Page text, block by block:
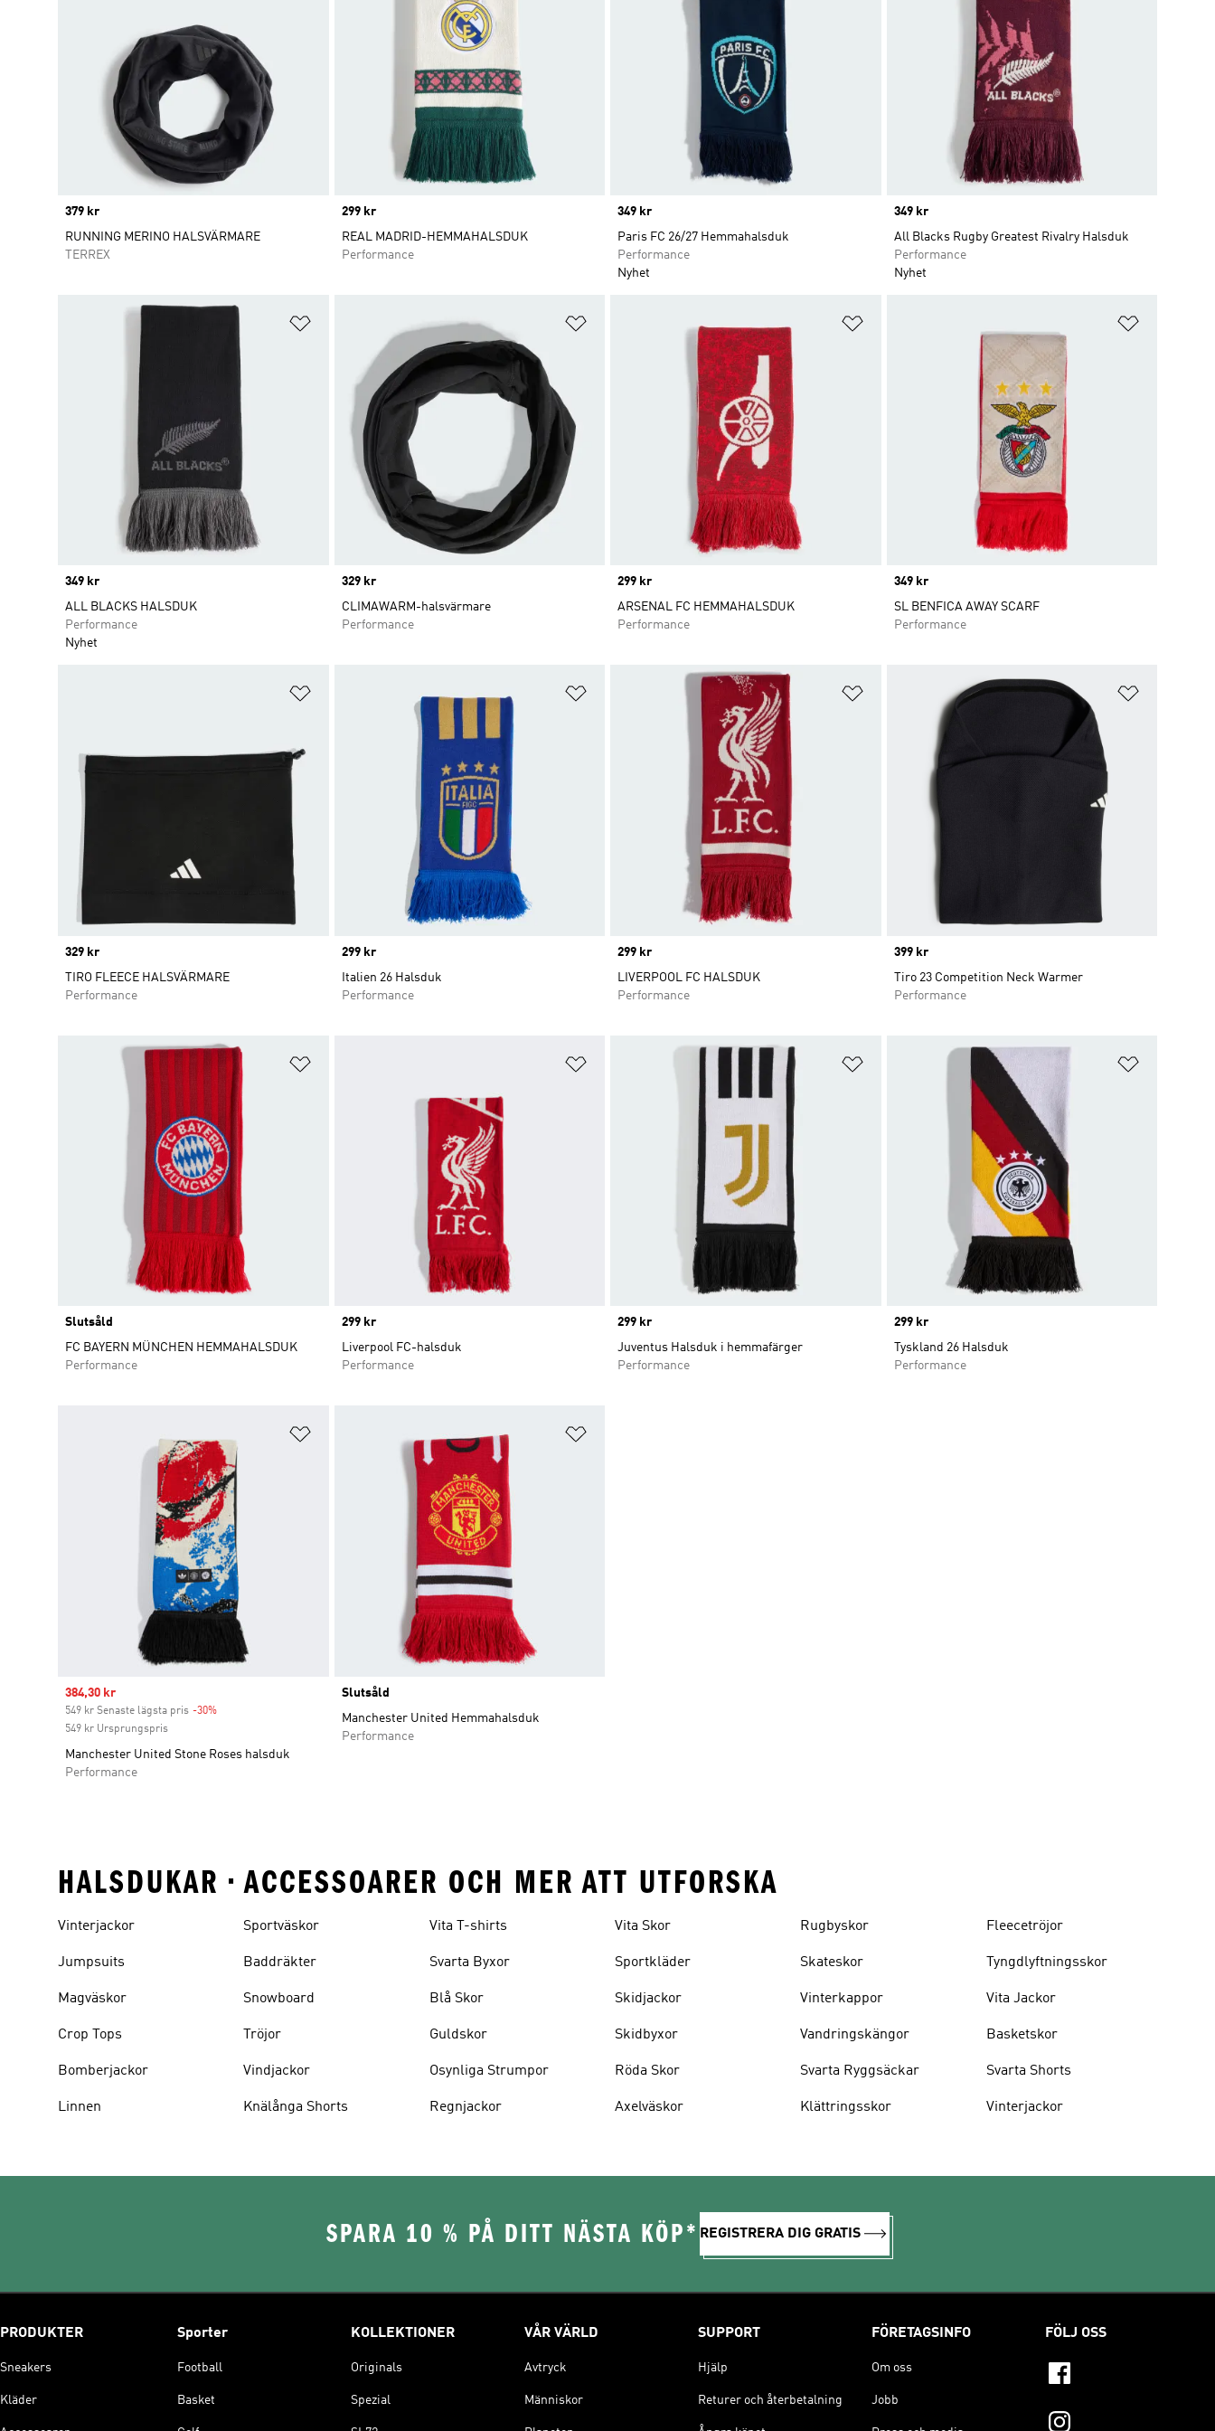
Price
379 kr
RUNNING MERINO HALSVÄRMARE
TERREX
Price
299 kr
REAL MADRID-HEMMAHALSDUK
Performance
Price
349 kr
Paris FC 26/27 Hemmahalsduk
Performance
Nyhet
Price
349 kr
All Blacks Rugby Greatest Rivalry Halsduk
Performance
Nyhet
Lägg till på önskelistan
Price
349 kr
ALL BLACKS HALSDUK
Performance
Nyhet
Price
329 kr
CLIMAWARM-halsvärmare
Performance
Price
299 kr
ARSENAL FC HEMMAHALSDUK
Performance
Price
349 kr
SL BENFICA AWAY SCARF
Performance
Price
329 kr
TIRO FLEECE HALSVÄRMARE
Performance
Lägg till på önskelistan
Price
299 kr
Italien 26 Halsduk
Performance
Lägg till på önskelistan
Price
299 kr
LIVERPOOL FC HALSDUK
Performance
Price
399 kr
Tiro 23 Competition Neck Warmer
Performance
Slutsåld
FC BAYERN MÜNCHEN HEMMAHALSDUK
Performance
Lägg till på önskelistan
Price
299 kr
Liverpool FC-halsduk
Performance
Lägg till på önskelistan
Price
299 kr
Juventus Halsduk i hemmafärger
Performance
Price
299 kr
Tyskland 26 Halsduk
Performance
Sale price
384,30 kr
549 kr Senaste lägsta pris -30%
549 kr Ursprungspris
Manchester United Stone Roses halsduk
Performance
Slutsåld
Manchester United Hemmahalsduk
Performance
HALSDUKAR • ACCESSOARER OCH MER ATT UTFORSKA
Vinterjackor
Jumpsuits
Magväskor
Crop Tops
Bomberjackor
Linnen
Sportväskor
Baddräkter
Snowboard
Tröjor
Vindjackor
Knälånga Shorts
Vita T-shirts
Svarta Byxor
Blå Skor
Guldskor
Osynliga Strumpor
Regnjackor
Vita Skor
Sportkläder
Skidjackor
Skidbyxor
Röda Skor
Axelväskor
Rugbyskor
Skateskor
Vinterkappor
Vandringskängor
Svarta Ryggsäckar
Klättringsskor
Fleecetröjor
Tyngdlyftningsskor
Vita Jackor
Basketskor
Svarta Shorts
Vinterjackor
SPARA 10 % PÅ DITT NÄSTA KÖP* REGISTRERA DIG GRATIS
PRODUKTER
Sneakers
Kläder
Sporter
Football
Basket
KOLLEKTIONER
Originals
Spezial
VÅR VÄRLD
Avtryck
Människor
SUPPORT
Hjälp
Returer och återbetalning
FÖRETAGSINFO
Om oss
Jobb
FÖLJ OSS